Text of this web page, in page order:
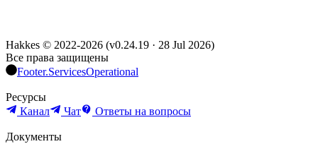
Hakkes © 2022-2026 (v0.24.19 · 28 Jul 2026)
Все права защищены
Footer.ServicesOperational
Ресурсы
Канал
Чат Ответы на вопросы
Документы